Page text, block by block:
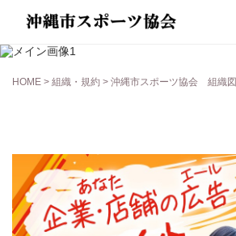
組織・規約
HOME > 組織・規約 > 沖縄市スポーツ協会 組織図